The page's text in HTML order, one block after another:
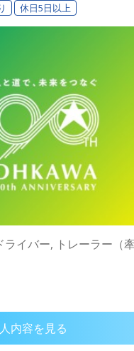
休日5日以上
イバー, トレーラー（牽
内容を見る